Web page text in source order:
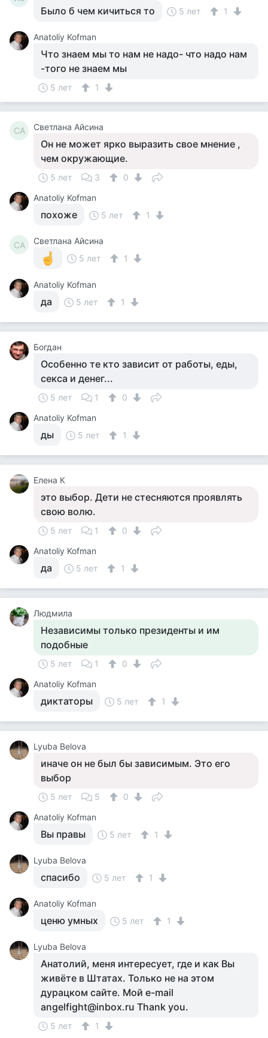
Было б чем кичиться то 5 лет 1
Anatoliy Kofman
Что знаем мы то нам не надо- что надо нам
-того не знаем мы
5 лет 1
СА Светлана Айсина
Он не может ярко выразить свое мнение ,
чем окружающие.
5 лет 3
0
Anatoliy Kofman
похоже 5 лет 1
СА
Светлана Айсина
5 лет
1
Anatoliy Kofman
да 5 лет 1
Богдан
Особенно те кто зависит от работы, еды,
секса и денег...
5 лет 1
0
Anatoliy Kofman
ды 5 лет 1
Елена К
это выбор. Дети не стесняются проявлять
свою волю.
5 лет 1
0
Anatoliy Kofman
да 5 лет 1
Людмила
Независимы только президенты и им
подобные
5 лет 1
0
Anatoliy Kofman
диктаторы 5 лет 1
Lyuba Belova
иначе он не был бы зависимым. Это его
выбор
5 лет 5
0
Anatoliy Kofman
Вы правы 5 лет 1
Lyuba Belova
спасибо 5 лет 1
Anatoliy Kofman
ценю умных 5 лет 1
Lyuba Belova
Анатолий, меня интересует, где и как Вы
живёте в Штатах. Только не на этом
дурацком сайте. Мой e-mail
angelfight@inbox.ru Thank you.
5 лет
1